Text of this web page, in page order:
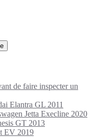
de faire inspecter un
Elantra GL 2011
Jetta Execline 2020
GT 2013
EV 2019